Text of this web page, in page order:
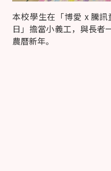
本校學生在「博愛 x 騰
日」擔當小義工，與長者
農曆新年。